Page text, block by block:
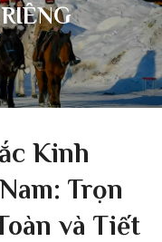
Kinh
Trọn
và Tiết